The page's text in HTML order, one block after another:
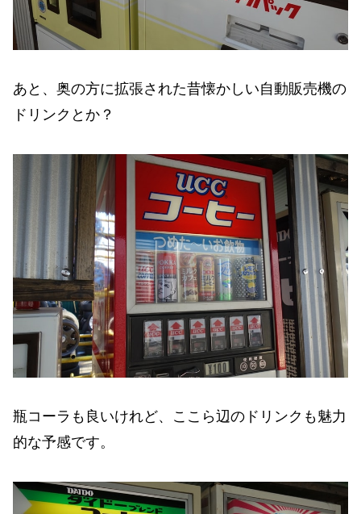
あと、奥の方に拡張された昔懐かしい自動販売機の
ドリンクとか？
瓶コーラも良いけれど、ここら辺のドリンクも魅力
的な予感です。